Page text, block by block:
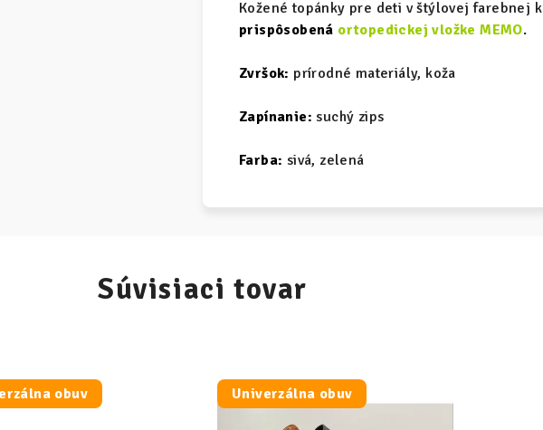
Kožené topánky pre deti v štýlovej farebnej
prispôsobená ortopedickej vložke MEMO.
Zvršok: prírodné materiály, koža
Zapínanie: suchý zips
Farba: sivá, zelená
Súvisiaci tovar
obuv Univerzálna obuv